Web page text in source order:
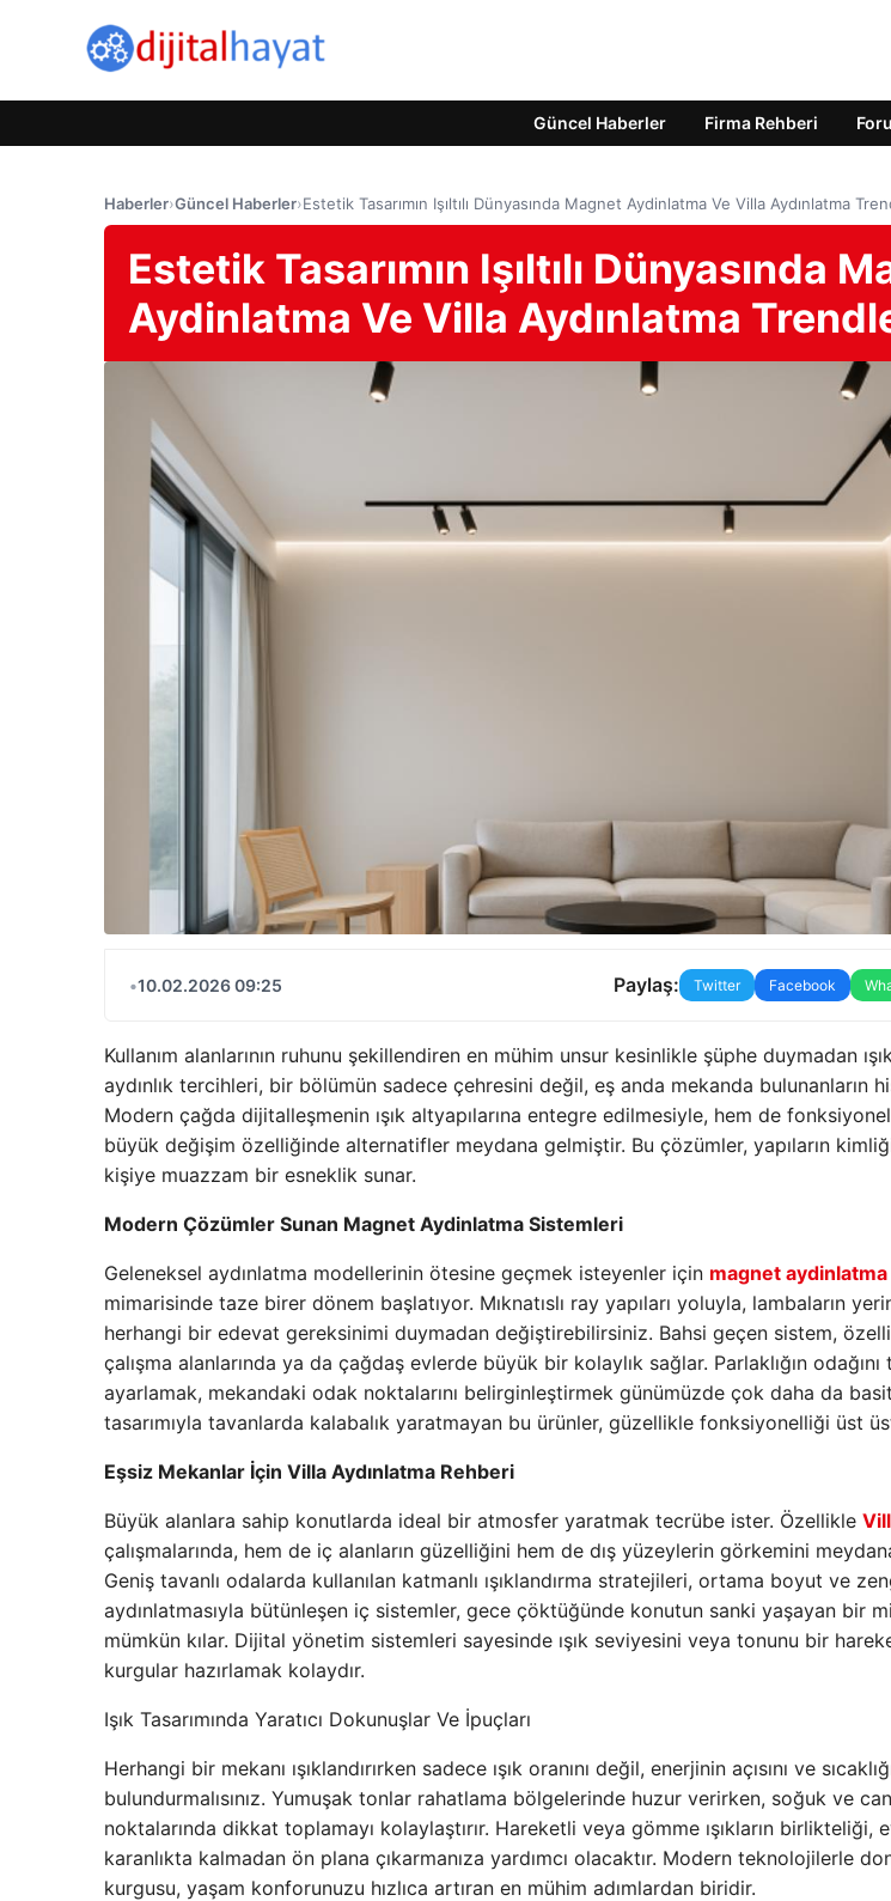
Güncel Haberler Firma Rehberi
Haberler›Güncel Haberler›Estetik Tasarımın Işıltılı Dünyasında Magnet Aydinlatma Ve Villa Aydınlatma
Estetik Tasarımın Işıltılı Dünyasında
Aydinlatma Ve Villa Aydınlatma
•10.02.2026 09:25 Paylaş: Twitter Facebook
Kullanım alanlarının ruhunu şekillendiren en mühim unsur kesinlikle şüphe duymadan
aydınlık tercihleri, bir bölümün sadece çehresini değil, eş anda mekanda bulunanların
Modern çağda dijitalleşmenin ışık altyapılarına entegre edilmesiyle, hem de
büyük değişim özelliğinde alternatifler meydana gelmiştir. Bu çözümler, yapıların
kişiye muazzam bir esneklik sunar.
Modern Çözümler Sunan Magnet Aydinlatma Sistemleri
Geleneksel aydınlatma modellerinin ötesine geçmek isteyenler için magnet aydinlatma
mimarisinde taze birer dönem başlatıyor. Mıknatıslı ray yapıları yoluyla, lambaların
herhangi bir edevat gereksinimi duymadan değiştirebilirsiniz. Bahsi geçen sistem,
çalışma alanlarında ya da çağdaş evlerde büyük bir kolaylık sağlar. Parlaklığın
ayarlamak, mekandaki odak noktalarını belirginleştirmek günümüzde çok daha da
tasarımıyla tavanlarda kalabalık yaratmayan bu ürünler, güzellikle fonksiyonelliği üst
Eşsiz Mekanlar İçin Villa Aydınlatma Rehberi
Büyük alanlara sahip konutlarda ideal bir atmosfer yaratmak tecrübe ister. Özellikle
çalışmalarında, hem de iç alanların güzelliğini hem de dış yüzeylerin görkemini
Geniş tavanlı odalarda kullanılan katmanlı ışıklandırma stratejileri, ortama boyut ve
aydınlatmasıyla bütünleşen iç sistemler, gece çöktüğünde konutun sanki yaşayan bir
mümkün kılar. Dijital yönetim sistemleri sayesinde ışık seviyesini veya tonunu bir
kurgular hazırlamak kolaydır.
Işık Tasarımında Yaratıcı Dokunuşlar Ve İpuçları
Herhangi bir mekanı ışıklandırırken sadece ışık oranını değil, enerjinin açısını ve
bulundurmalısınız. Yumuşak tonlar rahatlama bölgelerinde huzur verirken, soğuk ve
noktalarında dikkat toplamayı kolaylaştırır. Hareketli veya gömme ışıkların birlikteliği,
karanlıkta kalmadan ön plana çıkarmanıza yardımcı olacaktır. Modern teknolojilerle
kurgusu, yaşam konforunuzu hızlıca artıran en mühim adımlardan biridir.